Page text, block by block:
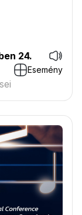
24.
Esemény